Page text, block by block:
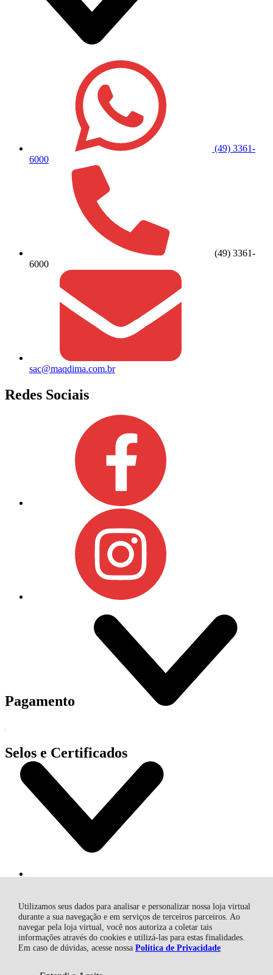
Utilizamos seus dados para analisar e personalizar nossa loja virtual
durante a sua navegação e em serviços de terceiros parceiros. Ao
navegar pela loja virtual, você nos autoriza a coletar tais
informações através do cookies e utilizá-las para estas finalidades.
Em caso de dúvidas, acesse nossa Política de Privacidade
(49) 3361-
6000
(49) 3361-
6000
sac@maqdima.com.br
Redes Sociais
Pagamento
Selos e Certificados
MAQDIMA FERRAMENTAS E EQUIPAMENTOS LTDA, Av
Fernando Machado - 3435D - Bela Vista - 89804-000 - Chapecó -